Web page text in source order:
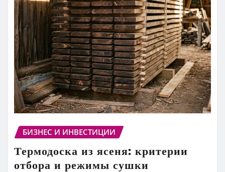
БИЗНЕС И ИНВЕСТИЦИИ
Термодоска из ясеня: критерии
отбора и режимы сушки